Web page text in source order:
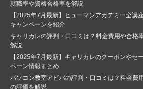
就職率や資格合格率を解説
【2025年7月最新】ヒューマンアカデミー全講
キャンペーンを紹介
キャリカレの評判・口コミは？料金費用や合格
解説
【2025年7月最新】キャリカレのクーポンやセ
ペーン情報まとめ
パソコン教室アビバの評判・口コミは？料金費
の評価を解説